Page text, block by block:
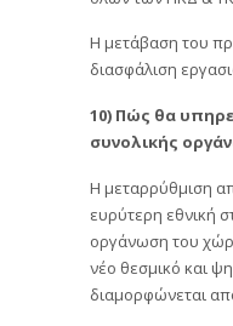
Η μετάβαση του
διασφάλιση
10) Πώς θα
συνολικής
Η μεταρρύθμιση
ευρύτερη εθνική
οργάνωση του
νέο θεσμικό και
διαμορφώνεται